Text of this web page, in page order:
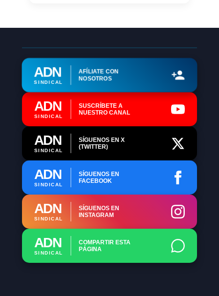
ADN
SINDICAL
AFÍLIATE CON
NOSOTROS
ADN
SINDICAL
SUSCRÍBETE A
NUESTRO CANAL
ADN
SINDICAL
SÍGUENOS EN X
(TWITTER)
ADN
SINDICAL
SÍGUENOS EN
FACEBOOK
ADN
SINDICAL
SÍGUENOS EN
INSTAGRAM
ADN
SINDICAL
COMPARTIR ESTA
PÁGINA